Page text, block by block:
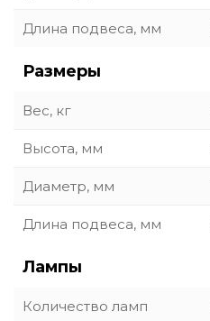
Длина подвеса, мм
Размеры
Вес, кг
Высота, мм
Диаметр, мм
Длина подвеса, мм
Лампы
Количество ламп